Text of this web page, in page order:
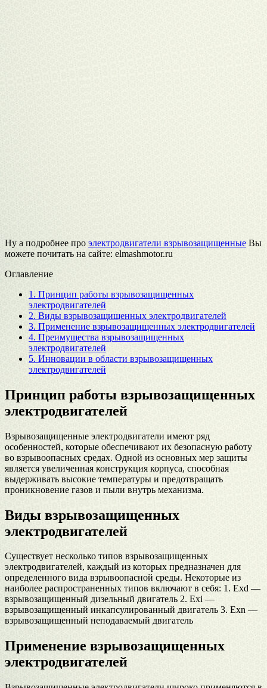
Ну а подробнее про электродвигатели взрывозащищенные Вы
можете почитать на сайте: elmashmotor.ru
Оглавление
1. Принцип работы взрывозащищенных
электродвигателей
2. Виды взрывозащищенных электродвигателей
3. Применение взрывозащищенных электродвигателей
4. Преимущества взрывозащищенных
электродвигателей
5. Инновации в области взрывозащищенных
электродвигателей
Принцип работы взрывозащищенных
электродвигателей
Взрывозащищенные электродвигатели имеют ряд
особенностей, которые обеспечивают их безопасную работу
во взрывоопасных средах. Одной из основных мер защиты
является увеличенная конструкция корпуса, способная
выдерживать высокие температуры и предотвращать
проникновение газов и пыли внутрь механизма.
Виды взрывозащищенных
электродвигателей
Существует несколько типов взрывозащищенных
электродвигателей, каждый из которых предназначен для
определенного вида взрывоопасной среды. Некоторые из
наиболее распространенных типов включают в себя: 1. Exd —
взрывозащищенный дизельный двигатель 2. Exi —
взрывозащищенный инкапсулированный двигатель 3. Exn —
взрывозащищенный неподаваемый двигатель
Применение взрывозащищенных
электродвигателей